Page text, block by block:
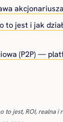
to jest i jak
(P2P) —
to jest, ROI, realna